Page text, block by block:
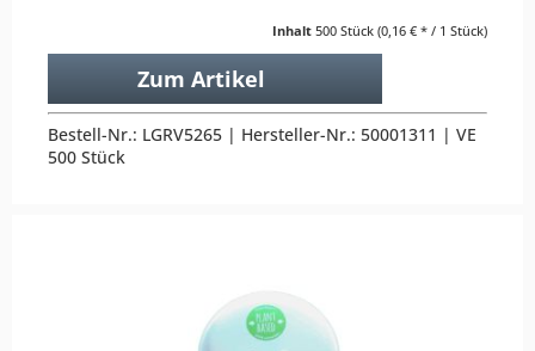
Inhalt 500 Stück (0,16 € * / 1 Stück)
Zum Artikel
Bestell-Nr.: LGRV5265 | Hersteller-Nr.: 50001311 | VE
500 Stück